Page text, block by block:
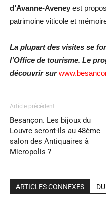
d’Avanne-Aveney est
patrimoine viticole et
La plupart des visites se
l’Office de tourisme. Le
découvrir sur
Article précédent
Besançon. Les bijoux du
Louvre seront-ils au 48ème
salon des Antiquaires à
Micropolis ?
ARTICLES CONNEXES